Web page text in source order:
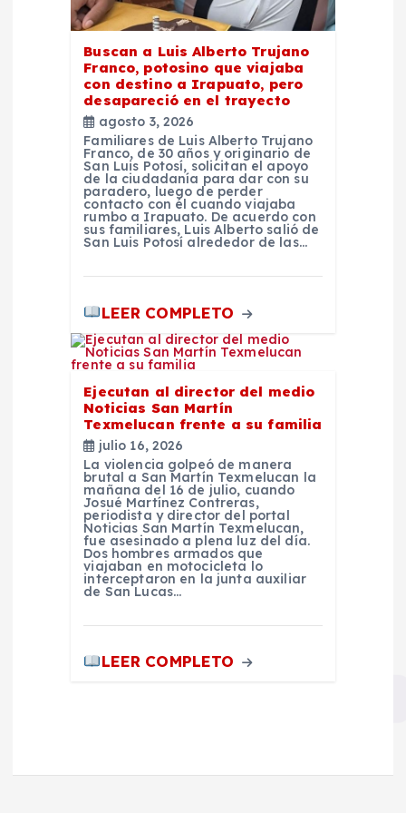
Buscan a Luis Alberto Trujano
Franco, potosino que viajaba
con destino a Irapuato, pero
desapareció en el trayecto
agosto 3, 2026
Familiares de Luis Alberto Trujano
Franco, de 30 años y originario de
San Luis Potosí, solicitan el apoyo
de la ciudadanía para dar con su
paradero, luego de perder
contacto con él cuando viajaba
rumbo a Irapuato. De acuerdo con
sus familiares, Luis Alberto salió de
San Luis Potosí alrededor de las…
LEER COMPLETO
Ejecutan al director del medio
Noticias San Martín
Texmelucan frente a su familia
julio 16, 2026
La violencia golpeó de manera
brutal a San Martín Texmelucan la
mañana del 16 de julio, cuando
Josué Martínez Contreras,
periodista y director del portal
Noticias San Martín Texmelucan,
fue asesinado a plena luz del día.
Dos hombres armados que
viajaban en motocicleta lo
interceptaron en la junta auxiliar
de San Lucas…
LEER COMPLETO